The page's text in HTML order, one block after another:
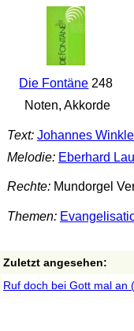
Die Fontäne 248
Noten, Akkorde
Text: Johannes
Melodie: Eberhard
Rechte:Mundorgel
Themen:
Zuletzt angesehen:
Ruf doch bei Gott mal an